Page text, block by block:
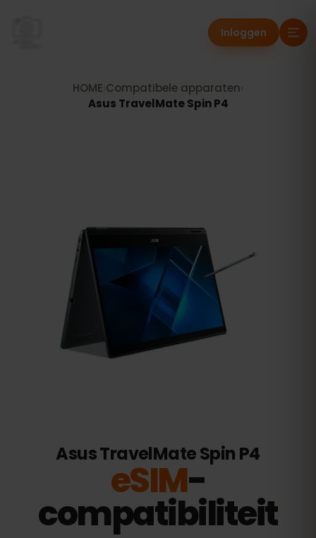
Inloggen
HOME Compatibele apparaten
Asus TravelMate Spin P4
Asus TravelMate Spin P4
eSIM-
compatibiliteit